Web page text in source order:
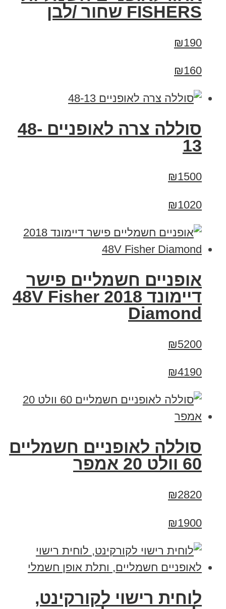
FISHERS שחור /לבן
₪190
₪160
סוללה צרה לאופניים 48-
₪1500
₪1020
אופניים חשמליים פישר
דיימונד 2018 48V Fisher
Diamond
₪5200
₪4190
סוללה לאופניים חשמליים
₪2820
₪1900
לוחית רישוי לקורקינט,